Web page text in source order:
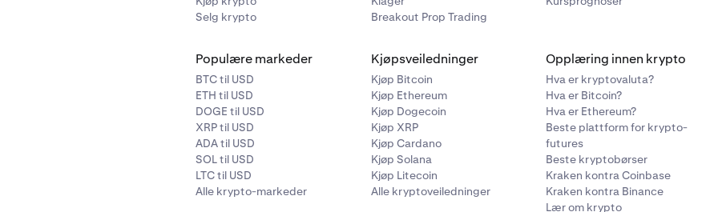
Selg krypto
Breakout Prop Trading
Populære markeder
BTC til USD
ETH til USD
DOGE til USD
XRP til USD
ADA til USD
SOL til USD
LTC til USD
Alle krypto-markeder
Kjøpsveiledninger
Kjøp Bitcoin
Kjøp Ethereum
Kjøp Dogecoin
Kjøp XRP
Kjøp Cardano
Kjøp Solana
Kjøp Litecoin
Alle kryptoveiledninger
Opplæring innen krypto
Hva er kryptovaluta?
Hva er Bitcoin?
Hva er Ethereum?
Beste plattform for krypto-
futures
Beste kryptobørser
Kraken kontra Coinbase
Kraken kontra Binance
Lær om krypto